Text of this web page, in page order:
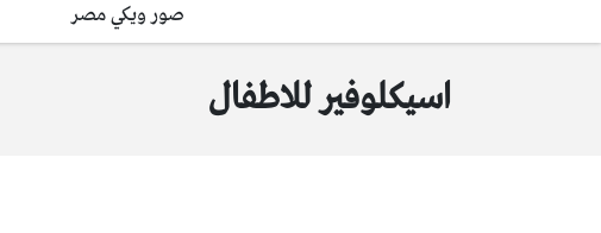
صور ويكي مصر
اسيكلوفير للاطفال